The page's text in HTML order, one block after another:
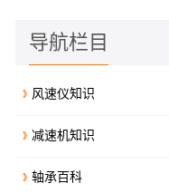
导航栏目
风速仪知识
减速机知识
轴承百科